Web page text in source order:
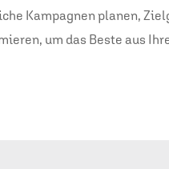
Kampagnen planen,
um das Beste aus